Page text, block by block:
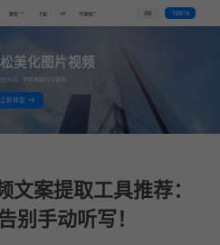
教程 下载 VIP 代理推广 登录 下载客户端
美化图片视频
去水印，手机电脑均可使用
立即体验
文案提取工具推荐：
别手动听写！